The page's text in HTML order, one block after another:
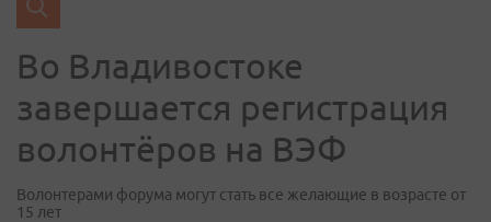
Во Владивостоке
завершается регистрация
волонтёров на ВЭФ
Волонтерами форума могут стать все желающие в возрасте от
15 лет